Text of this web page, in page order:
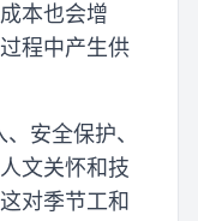
本也会增
程中产生供
安全保护、
文关怀和技
对季节工和